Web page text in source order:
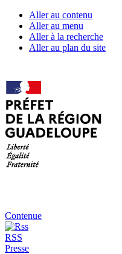
Aller au contenu
Aller au menu
Aller à la recherche
Aller au plan du site
Contenue
RSS
Presse